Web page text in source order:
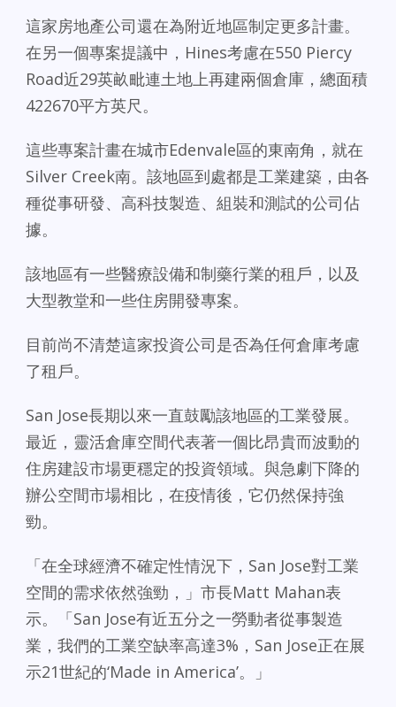
這家房地產公司還在為附近地區制定更多計畫。
在另一個專案提議中，Hines考慮在550 Piercy
Road近29英畝毗連土地上再建兩個倉庫，總面積
422670平方英尺。
這些專案計畫在城市Edenvale區的東南角，就在
Silver Creek南。該地區到處都是工業建築，由各
種從事研發、高科技製造、組裝和測試的公司佔
據。
該地區有一些醫療設備和制藥行業的租戶，以及
大型教堂和一些住房開發專案。
目前尚不清楚這家投資公司是否為任何倉庫考慮
了租戶。
San Jose長期以來一直鼓勵該地區的工業發展。
最近，靈活倉庫空間代表著一個比昂貴而波動的
住房建設市場更穩定的投資領域。與急劇下降的
辦公空間市場相比，在疫情後，它仍然保持強
勁。
「在全球經濟不確定性情況下，San Jose對工業
空間的需求依然強勁，」市長Matt Mahan表
示。「San Jose有近五分之一勞動者從事製造
業，我們的工業空缺率高達3%，San Jose正在展
示21世紀的‘Made in America’。」